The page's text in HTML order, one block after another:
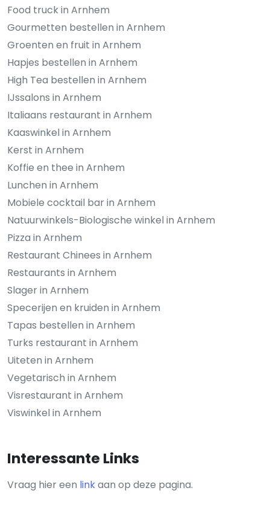
Food truck in Arnhem
Gourmetten bestellen in Arnhem
Groenten en fruit in Arnhem
Hapjes bestellen in Arnhem
High Tea bestellen in Arnhem
IJssalons in Arnhem
Italiaans restaurant in Arnhem
Kaaswinkel in Arnhem
Kerst in Arnhem
Koffie en thee in Arnhem
Lunchen in Arnhem
Mobiele cocktail bar in Arnhem
Natuurwinkels-Biologische winkel in Arnhem
Pizza in Arnhem
Restaurant Chinees in Arnhem
Restaurants in Arnhem
Slager in Arnhem
Specerijen en kruiden in Arnhem
Tapas bestellen in Arnhem
Turks restaurant in Arnhem
Uiteten in Arnhem
Vegetarisch in Arnhem
Visrestaurant in Arnhem
Viswinkel in Arnhem
Interessante Links
Vraag hier een linkaan op deze pagina.